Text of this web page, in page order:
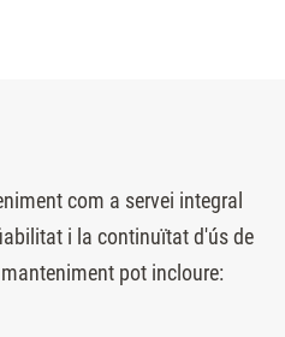
com a servei integral
i la continuïtat d'ús de
pot incloure: